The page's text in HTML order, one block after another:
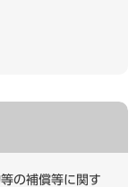
の補償等に関す